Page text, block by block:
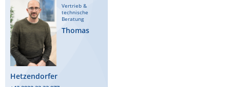
Poynting
Raritan
Riello UPS
Server Technology
Siretta
Vertrieb &
technische
Beratung
Thomas
Hetzendorfer